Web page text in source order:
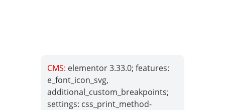
CMS: elementor 3.33.0; features:
e_font_icon_svg,
additional_custom_breakpoints;
settings: css_print_method-